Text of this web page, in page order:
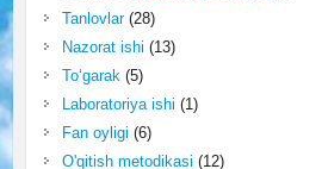
Tanlovlar(28)
Nazorat ishi (13)
To‘garak(5)
Laboratoriya ishi (1)
Fan oyligi (6)
O'qitish metodikasi (12)